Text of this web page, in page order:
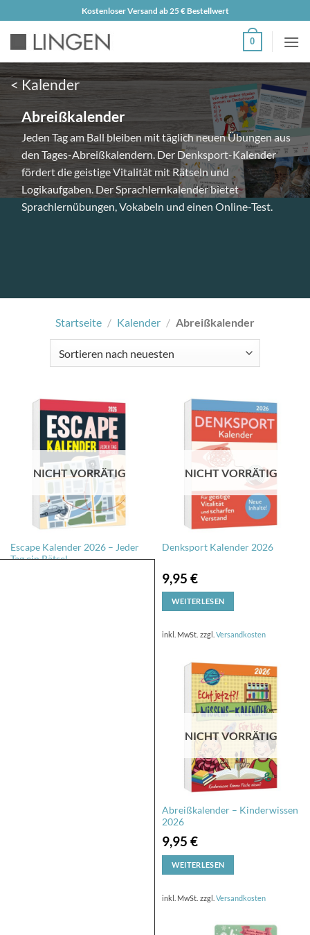
Inhalt
Kostenloser Versand ab 25 € Bestellwert
0
< Kalender
Abreißkalender
Jeden Tag am Ball bleiben mit täglich neuen Übungen aus
den Tages-Abreißkalendern. Der Denksport-Kalender
fördert die geistige Vitalität mit Rätseln und
Logikaufgaben. Der Sprachlernkalender bietet
Sprachlernübungen, Vokabeln und einen Online-Test.
Startseite / Kalender / Abreißkalender
NICHT VORRÄTIG
Escape Kalender 2026 – Jeder
Tag ein Rätsel
NICHT VORRÄTIG
Denksport Kalender 2026
9,95 €
WEITERLESEN
inkl. MwSt. zzgl. Versandkosten
NICHT VORRÄTIG
Abreißkalender – Kinderwissen
2026
9,95 €
WEITERLESEN
inkl. MwSt. zzgl. Versandkosten